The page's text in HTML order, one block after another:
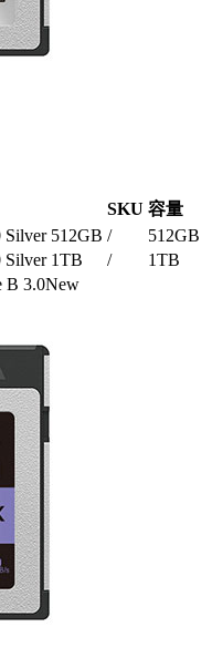
SKU 容量
512GB /
512GB
Silver 1TB
/
1TB
B 3.0New